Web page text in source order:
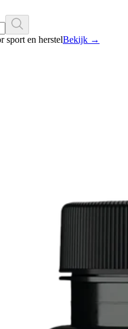
sport en herstelBekijk →